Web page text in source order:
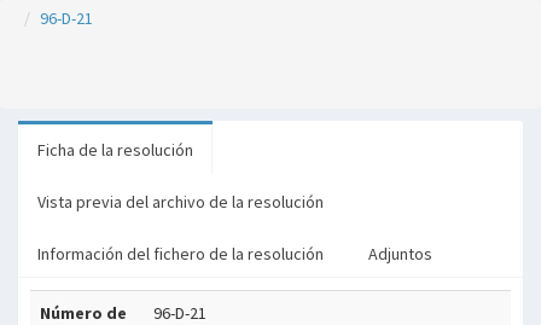
96-D-21
Ficha de la resolución
Vista previa del archivo de la resolución
Información del fichero de la resolución Adjuntos
Número de
96-D-21